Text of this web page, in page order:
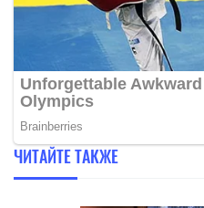
ЧИТАЙТЕ ТАКЖЕ